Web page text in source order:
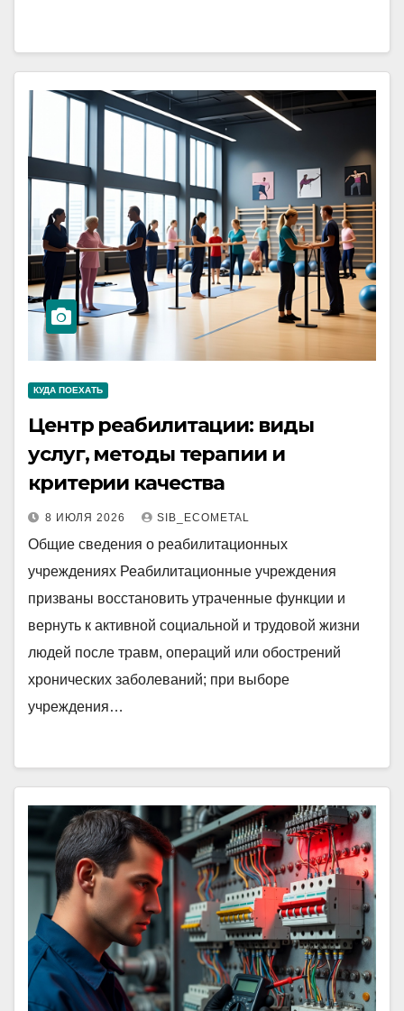
КУДА ПОЕХАТЬ
Центр реабилитации: виды
услуг, методы терапии и
критерии качества
8 ИЮЛЯ 2026 SIB_ECOMETAL
Общие сведения о реабилитационных
учреждениях Реабилитационные учреждения
призваны восстановить утраченные функции и
вернуть к активной социальной и трудовой жизни
людей после травм, операций или обострений
хронических заболеваний; при выборе
учреждения…